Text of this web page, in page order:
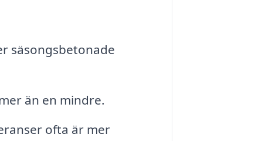
säsongsbetonade
än en mindre.
ofta är mer